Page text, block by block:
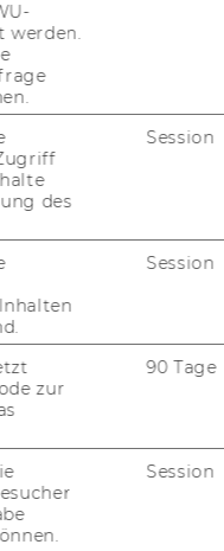
for an
finance, while
career as
industry,
in the
build up a
links to the
in Quantitative
206 programs
managed to be
such
Business
werden.
des
Session
Session
zur
90 Tage
Session